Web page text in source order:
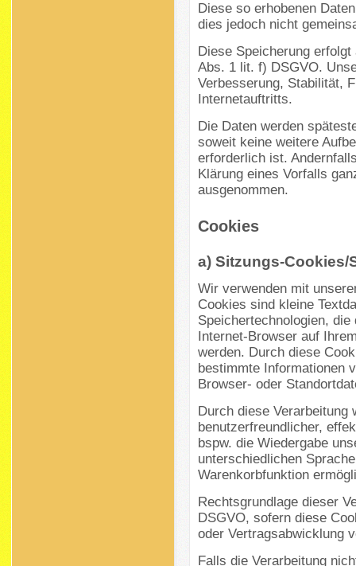
Diese so erhobenen
dies jedoch nicht
Diese Speicherung
Abs. 1 lit. f) DSGVO.
Verbesserung, Stabilität,
Internetauftritts.
Die Daten werden
soweit keine weitere
erforderlich ist.
Klärung eines Vorfalls
ausgenommen.
Cookies
a) Sitzungs-Cookies/
Wir verwenden mit
Cookies sind kleine
Speichertechnologien,
Internet-Browser auf
werden. Durch diese
bestimmte Informationen
Browser- oder
Durch diese
benutzerfreundlicher,
bspw. die Wiedergabe
unterschiedlichen
Warenkorbfunktion
Rechtsgrundlage dieser
DSGVO, sofern diese
oder Vertragsabwicklung
Falls die Verarbeitung